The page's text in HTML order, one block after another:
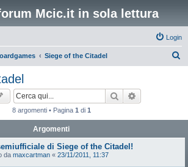
Mcic.it in sola lettura
Login
Siege of the Citadel
Cerca
8 argomenti • Pagina 1 di 1
Argomenti
di Siege of the Citadel!
da maxcartman « 23/11/2011, 11:37